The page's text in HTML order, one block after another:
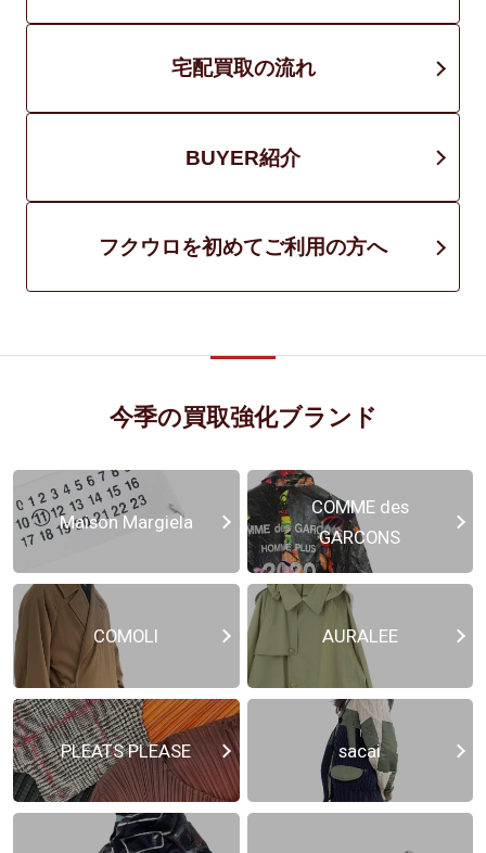
宅配買取の流れ
BUYER紹介
フクウロを初めてご利用の方へ
今季の買取強化ブランド
Maison Margiela
COMME des
GARCONS
COMOLI AURALEE
PLEATS PLEASE sacai